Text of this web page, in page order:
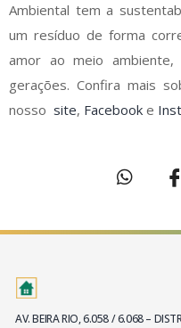
Ambiental tem a
um resíduo de forma
amor ao meio
gerações. Confira mais
nosso site, Facebook e
AV. BEIRA RIO, 6.058 / 6.068 –